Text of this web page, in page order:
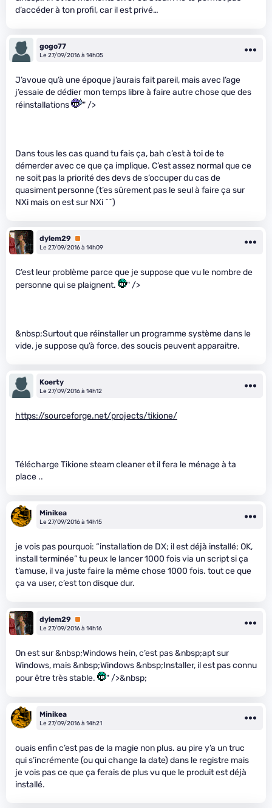
d’accéder à ton profil, car il est privé…
gogo77
Le 27/09/2016 à 14h05
J’avoue qu’à une époque j’aurais fait pareil, mais avec l’age
j’essaie de dédier mon temps libre à faire autre chose que des
réinstallations
" />
Dans tous les cas quand tu fais ça, bah c’est à toi de te
démerder avec ce que ça implique. C’est assez normal que ce
ne soit pas la priorité des devs de s’occuper du cas de
quasiment personne (t’es sûrement pas le seul à faire ça sur
NXi mais on est sur NXi ^^)
dylem29 Premium
Le 27/09/2016 à 14h09
C’est leur problème parce que je suppose que vu le nombre de
personne qui se plaignent.
" />
&nbsp;Surtout que réinstaller un programme système dans le
vide, je suppose qu’à force, des soucis peuvent apparaitre.
Koerty
Le 27/09/2016 à 14h12
https://sourceforge.net/projects/tikione/
Télécharge Tikione steam cleaner et il fera le ménage à ta
place ..
Minikea
Le 27/09/2016 à 14h15
je vois pas pourquoi: “installation de DX; il est déjà installé; OK,
install terminée” tu peux le lancer 1000 fois via un script si ça
t’amuse, il va juste faire la même chose 1000 fois. tout ce que
ça va user, c’est ton disque dur.
dylem29 Premium
Le 27/09/2016 à 14h16
On est sur &nbsp;Windows hein, c’est pas &nbsp;apt sur
Windows, mais &nbsp;Windows &nbsp;Installer, il est pas connu
pour être très stable.
" />&nbsp;
Minikea
Le 27/09/2016 à 14h21
ouais enfin c’est pas de la magie non plus. au pire y’a un truc
qui s’incrémente (ou qui change la date) dans le registre mais
je vois pas ce que ça ferais de plus vu que le produit est déjà
installé.